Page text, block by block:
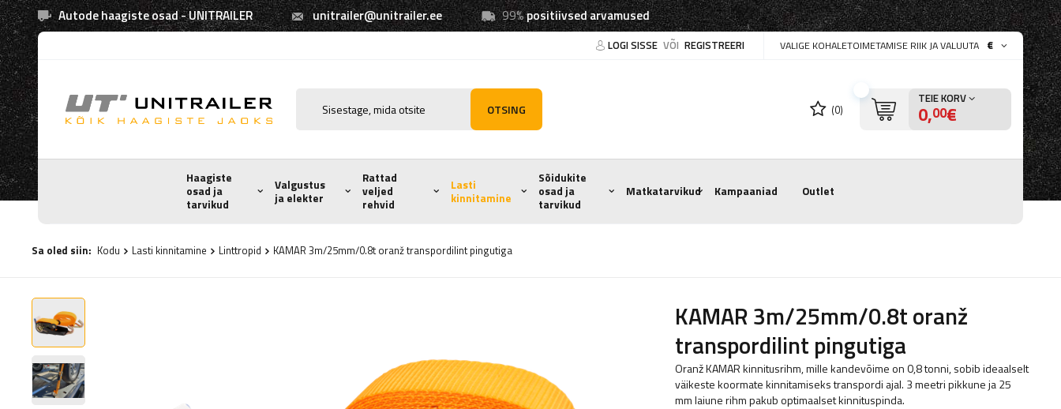
Autode haagiste osad - UNITRAILER unitrailer@unitrailer.ee 99%positiivsed arvamused
LOGI SISSE VÕI REGISTREERI VALIGE KOHALETOIMETAMISE RIIK JA VALUUTA €
OTSING (0)
TEIE KORV
0,00€
Haagiste
osad ja
tarvikud
Valgustus
ja elekter
Rattad
veljed
rehvid
Lasti
kinnitamine
Sõidukite
osad ja
tarvikud
Matkatarvikud Kampaaniad Outlet
Sa oled siin: Kodu Lasti kinnitamine Linttropid KAMAR 3m/25mm/0.8t oranž transpordilint pingutiga
KAMAR 3m/25mm/0.8t oranž
transpordilint pingutiga
Oranž KAMAR kinnitusrihm, mille kandevõime on 0,8 tonni, sobib ideaalselt
väikeste koormate kinnitamiseks transpordi ajal. 3 meetri pikkune ja 25
mm laiune rihm pakub optimaalset kinnituspinda.